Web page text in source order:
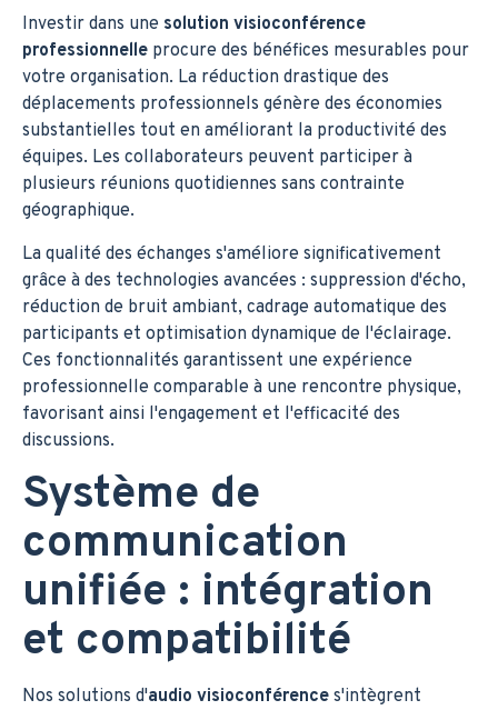
Investir dans une solution visioconférence
professionnelle procure des bénéfices mesurables pour
votre organisation. La réduction drastique des
déplacements professionnels génère des économies
substantielles tout en améliorant la productivité des
équipes. Les collaborateurs peuvent participer à
plusieurs réunions quotidiennes sans contrainte
géographique.
La qualité des échanges s'améliore significativement
grâce à des technologies avancées : suppression d'écho,
réduction de bruit ambiant, cadrage automatique des
participants et optimisation dynamique de l'éclairage.
Ces fonctionnalités garantissent une expérience
professionnelle comparable à une rencontre physique,
favorisant ainsi l'engagement et l'efficacité des
discussions.
Système de
communication
unifiée : intégration
et compatibilité
Nos solutions d'audio visioconférence s'intègrent